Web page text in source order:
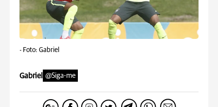
- Foto: Gabriel
Gabriel @Siga-me